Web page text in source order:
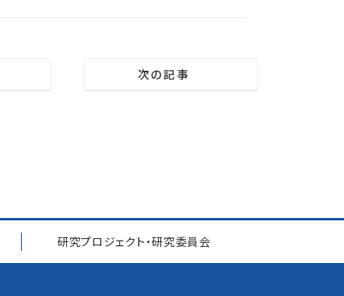
次の記事
研究プロジェクト・研究委員会